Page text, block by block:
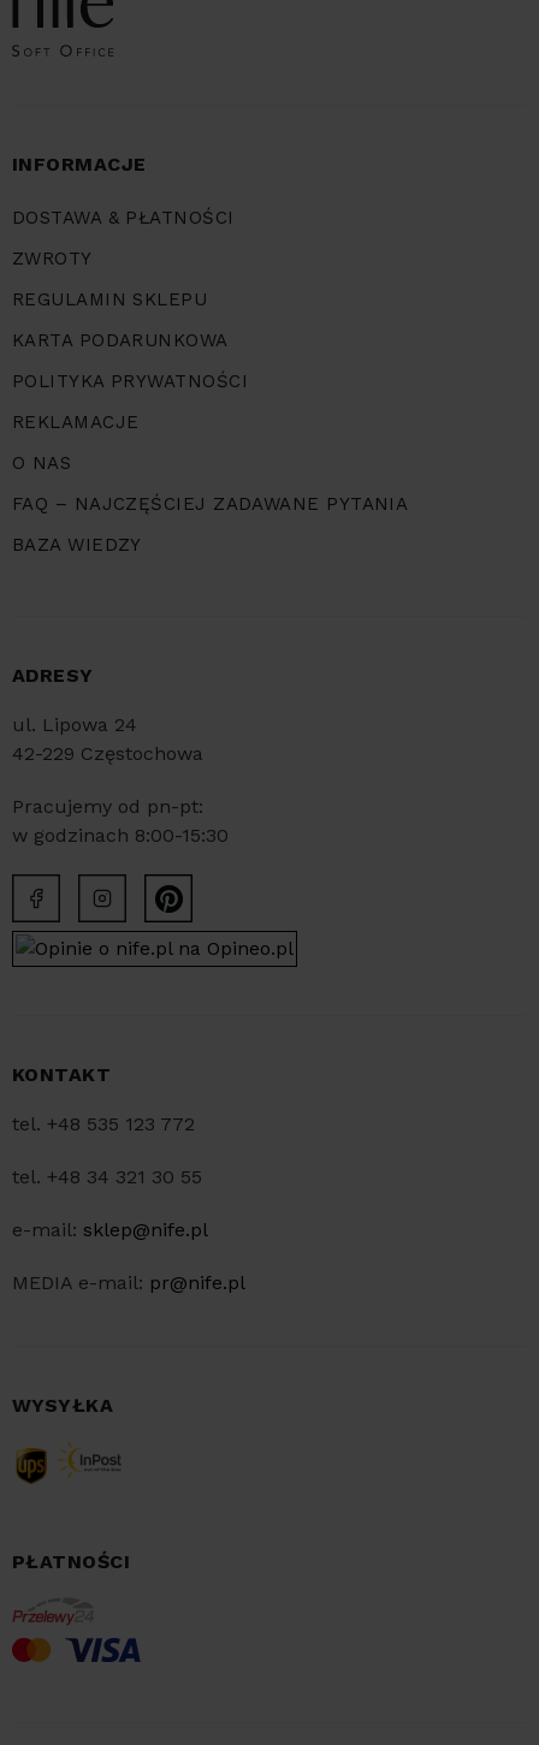
INFORMACJE
DOSTAWA & PŁATNOŚCI
ZWROTY
REGULAMIN SKLEPU
KARTA PODARUNKOWA
POLITYKA PRYWATNOŚCI
REKLAMACJE
O NAS
FAQ – NAJCZĘŚCIEJ ZADAWANE PYTANIA
BAZA WIEDZY
ADRESY
ul. Lipowa 24
42-229 Częstochowa
Pracujemy od pn-pt:
w godzinach 8:00-15:30
KONTAKT
tel. +48 535 123 772
tel. +48 34 321 30 55
e-mail: sklep@nife.pl
MEDIA e-mail: pr@nife.pl
WYSYŁKA
PŁATNOŚCI